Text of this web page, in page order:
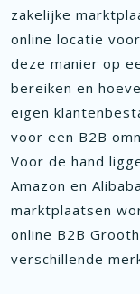
zakelijke
online locatie
deze manier op
bereiken en
eigen
voor een B2B
Voor de hand
Amazon en
marktplaatsen
online B2B
verschillende